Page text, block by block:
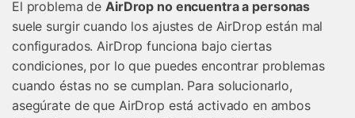
El problema de AirDrop no encuentra a personas
suele surgir cuando los ajustes de AirDrop están mal
configurados. AirDrop funciona bajo ciertas
condiciones, por lo que puedes encontrar problemas
cuando éstas no se cumplan. Para solucionarlo,
asegúrate de que AirDrop está activado en ambos